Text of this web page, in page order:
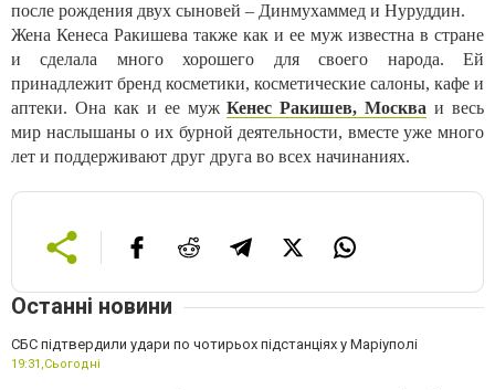
после рождения двух сыновей – Динмухаммед и Нуруддин.
Жена Кенеса Ракишева также как и ее муж известна в стране
и сделала много хорошего для своего народа. Ей
принадлежит бренд косметики, косметические салоны, кафе и
аптеки. Она как и ее мужКенес Ракишев, Москва и весь
мир наслышаны о их бурной деятельности, вместе уже много
лет и поддерживают друг друга во всех начинаниях.
Останні новини
СБС підтвердили удари по чотирьох підстанціях у Маріуполі
19:31,Сьогодні